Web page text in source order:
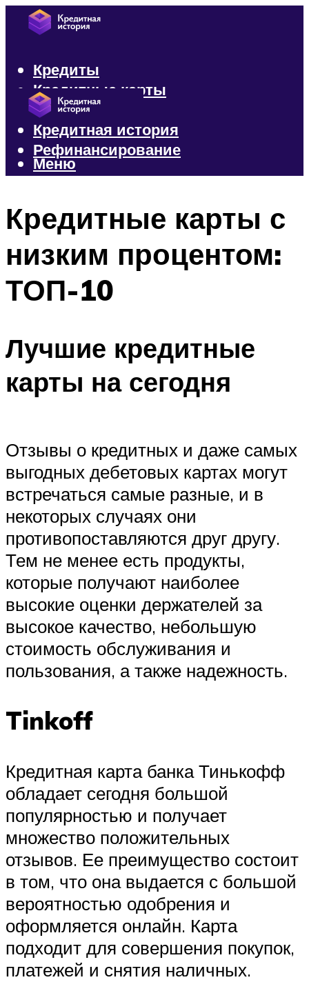
Кредиты
Кредитные карты
Микрозаймы
Кредитная история
Рефинансирование
Меню
Кредитные карты с
низким процентом:
ТОП-10
Лучшие кредитные
карты на сегодня
Отзывы о кредитных и даже самых
выгодных дебетовых картах могут
встречаться самые разные, и в
некоторых случаях они
противопоставляются друг другу.
Тем не менее есть продукты,
которые получают наиболее
высокие оценки держателей за
высокое качество, небольшую
стоимость обслуживания и
пользования, а также надежность.
Tinkoff
Кредитная карта банка Тинькофф
обладает сегодня большой
популярностью и получает
множество положительных
отзывов. Ее преимущество состоит
в том, что она выдается с большой
вероятностью одобрения и
оформляется онлайн. Карта
подходит для совершения покупок,
платежей и снятия наличных.